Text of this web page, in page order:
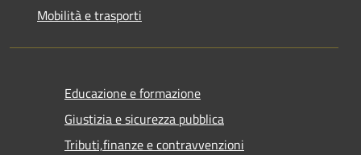
Mobilità e trasporti
Educazione e formazione
Giustizia e sicurezza pubblica
Tributi,finanze e contravvenzioni